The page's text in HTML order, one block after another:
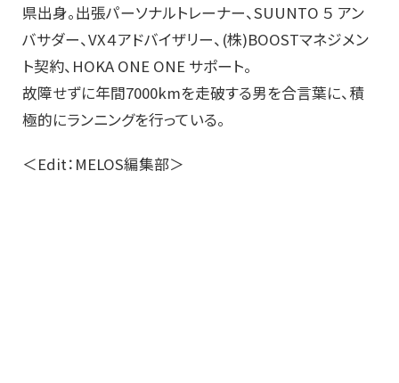
県出身。出張パーソナルトレーナー、SUUNTO ５ アン
バサダー、VX４アドバイザリー、(株)BOOSTマネジメン
ト契約、HOKA ONE ONE サポート。
故障せずに年間7000kmを走破する男を合言葉に、積
極的にランニングを行っている。
＜Edit：MELOS編集部＞